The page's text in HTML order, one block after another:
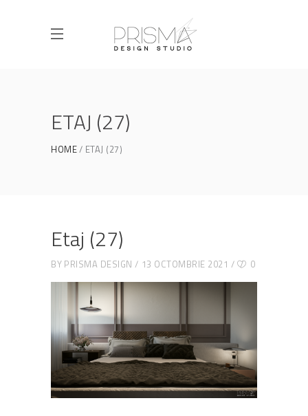
ETAJ (27)
HOME ETAJ (27)
Etaj (27)
BY PRISMA DESIGN 13 OCTOMBRIE 2021 0